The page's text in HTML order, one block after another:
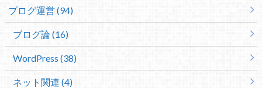
ブログ運営 (94)
ブログ論 (16)
WordPress (38)
ネット関連 (4)